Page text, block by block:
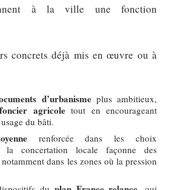
à la ville une fonction
concrets déjà mis en œuvre ou à
d’urbanismeplus ambitieux,
foncier agricoletout en encourageant
du bâti.
renforcée dans les choix
: la concertation locale façonne des
dans les zones où la pression